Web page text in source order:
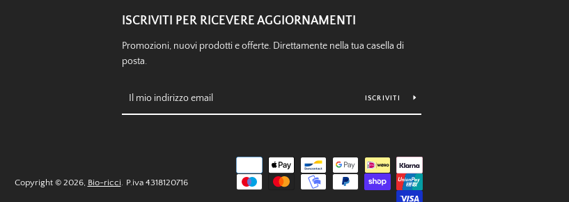
ISCRIVITI PER RICEVERE AGGIORNAMENTI
Promozioni, nuovi prodotti e offerte. Direttamente nella tua casella di
posta.
ISCRIVITI
Copyright © 2026, Bio-ricci. P.iva 4318120716
Modalità
di